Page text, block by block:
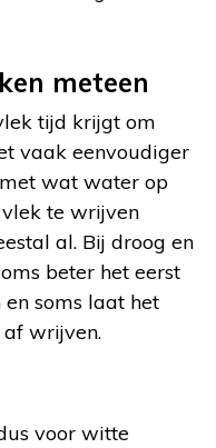
meteen
tijd krijgt om
vaak eenvoudiger
wat water op
te wrijven
al. Bij droog en
beter het eerst
soms laat het
af wrijven.
voor witte